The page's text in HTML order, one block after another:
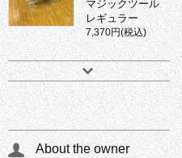
マジックツール
レギュラー
7,370円(税込)
About the owner